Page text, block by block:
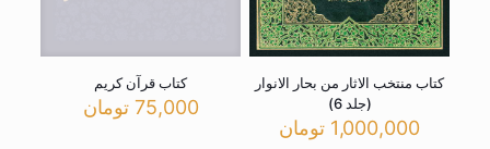
کتاب منتخب الاثار من بحار الانوار
(جلد 6)
1,000,000 تومان
کتاب قرآن کریم
75,000 تومان